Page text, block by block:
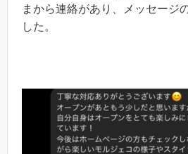
まから連絡があり、メッセージ
した。